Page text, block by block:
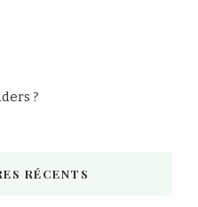
?
RÉCENTS